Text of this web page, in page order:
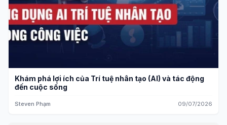
Khám phá lợi ích của Trí tuệ nhân tạo (AI) và tác động
đến cuộc sống
Steven Phạm 09/07/2026